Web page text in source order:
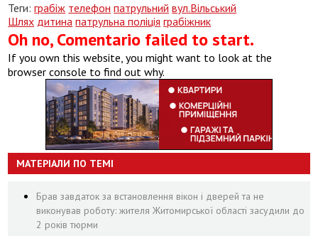
Теги:грабіж телефон патрульний вул.Вільський
Шлях дитина патрульна поліція грабіжник
Oh no, Comentario failed to start.
If you own this website, you might want to look at the
browser console to find out why.
МАТЕРІАЛИ ПО ТЕМІ
Брав завдаток за встановлення вікон і дверей та не
виконував роботу: жителя Житомирської області засудили до
2 років тюрми